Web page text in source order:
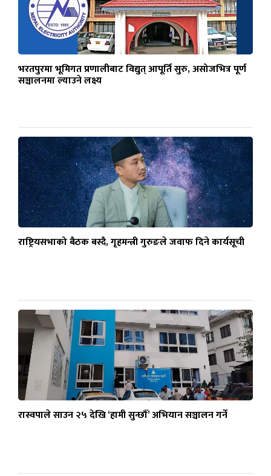
भरतपुरमा भूमिगत प्रणालीबाट विद्युत् आपूर्ति सुरु, असोजभित्र पूर्ण
सञ्चालनमा ल्याउने लक्ष्य
राष्ट्रियसभाको बैठक बस्दै, गृहमन्त्री गुरुङले जवाफ दिने कार्यसूची
रास्वपाले साउन २५ देखि ‘हामी सुन्छौँ’ अभियान सञ्चालन गर्ने